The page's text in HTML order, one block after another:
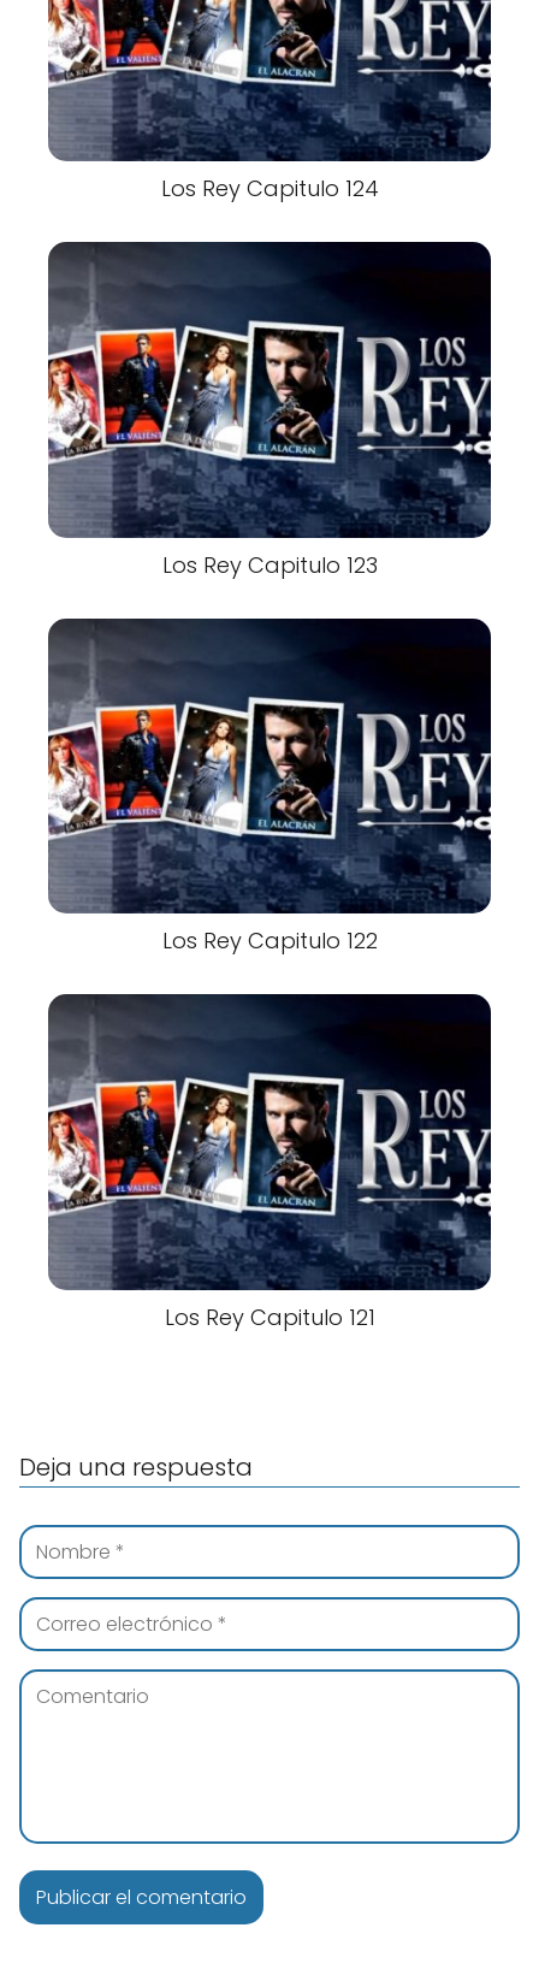
Los Rey Capitulo 124
Los Rey Capitulo 123
Los Rey Capitulo 122
Los Rey Capitulo 121
Deja una respuesta